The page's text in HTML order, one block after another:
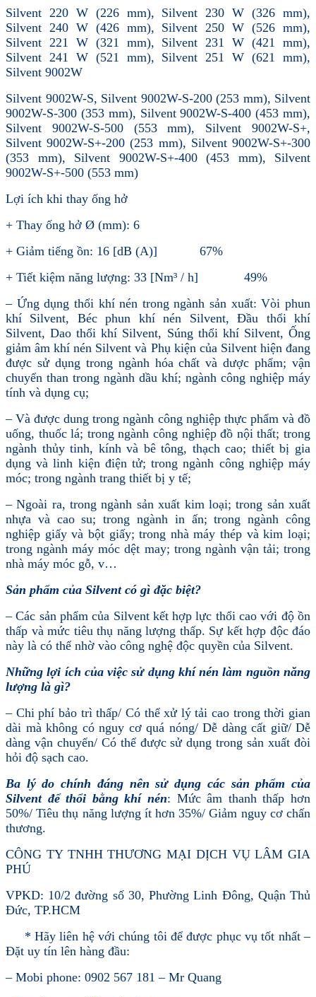
Silvent 220 W (226 mm), Silvent 230 W (326 mm),
Silvent 240 W (426 mm), Silvent 250 W (526 mm),
Silvent 221 W (321 mm), Silvent 231 W (421 mm),
Silvent 241 W (521 mm), Silvent 251 W (621 mm),
Silvent 9002W
Silvent 9002W-S, Silvent 9002W-S-200 (253 mm), Silvent
9002W-S-300 (353 mm), Silvent 9002W-S-400 (453 mm),
Silvent 9002W-S-500 (553 mm), Silvent 9002W-S+,
Silvent 9002W-S+-200 (253 mm), Silvent 9002W-S+-300
(353 mm), Silvent 9002W-S+-400 (453 mm), Silvent
9002W-S+-500 (553 mm)
Lợi ích khi thay ống hở
+ Thay ống hở Ø (mm): 6
+ Giảm tiếng ồn: 16 [dB (A)] 67%
+ Tiết kiệm năng lượng: 33 [Nm³ / h] 49%
– Ứng dụng thổi khí nén trong ngành sản xuất: Vòi phun
khí Silvent, Béc phun khí nén Silvent, Đầu thổi khí
Silvent, Dao thổi khí Silvent, Súng thổi khí Silvent, Ống
giảm âm khí nén Silvent và Phụ kiện của Silvent hiện đang
được sử dụng trong ngành hóa chất và dược phẩm; vận
chuyển than trong ngành dầu khí; ngành công nghiệp máy
tính và dụng cụ;
– Và được dung trong ngành công nghiệp thực phẩm và đồ
uống, thuốc lá; trong ngành công nghiệp đồ nội thất; trong
ngành thủy tinh, kính và bê tông, thạch cao; thiết bị gia
dụng và linh kiện điện tử; trong ngành công nghiệp máy
móc; trong ngành trang thiết bị y tế;
– Ngoài ra, trong ngành sản xuất kim loại; trong sản xuất
nhựa và cao su; trong ngành in ấn; trong ngành công
nghiệp giấy và bột giấy; trong nhà máy thép và kim loại;
trong ngành máy móc dệt may; trong ngành vận tải; trong
nhà máy móc gỗ, v…
Sản phẩm của Silvent có gì đặc biệt?
– Các sản phẩm của Silvent kết hợp lực thổi cao với độ ồn
thấp và mức tiêu thụ năng lượng thấp. Sự kết hợp độc đáo
này là có thể nhờ vào công nghệ độc quyền của Silvent.
Những lợi ích của việc sử dụng khí nén làm nguồn năng
lượng là gì?
– Chi phí bảo trì thấp/ Có thể xử lý tải cao trong thời gian
dài mà không có nguy cơ quá nóng/ Dễ dàng cất giữ/ Dễ
dàng vận chuyển/ Có thể được sử dụng trong sản xuất đòi
hỏi độ sạch cao.
Ba lý do chính đáng nên sử dụng các sản phẩm của
Silvent để thổi bằng khí nén: Mức âm thanh thấp hơn
50%/ Tiêu thụ năng lượng ít hơn 35%/ Giảm nguy cơ chấn
thương.
CÔNG TY TNHH THƯƠNG MẠI DỊCH VỤ LÂM GIA
PHÚ
VPKD: 10/2 đường số 30, Phường Linh Đông, Quận Thủ
Đức, TP.HCM
* Hãy liên hệ với chúng tôi để được phục vụ tốt nhất –
Đặt uy tín lên hàng đầu:
– Mobi phone: 0902 567 181 – Mr Quang